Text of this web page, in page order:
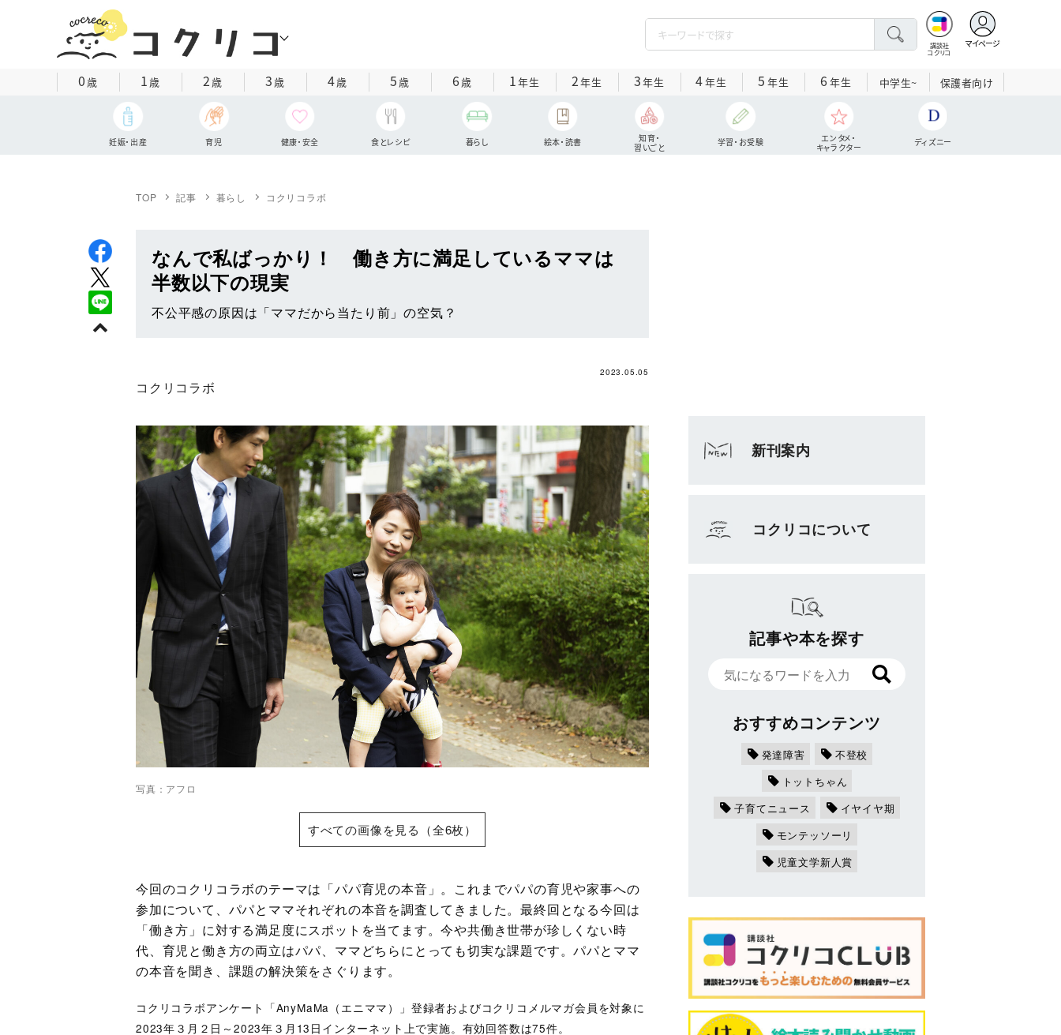
講談社
コクリコ
マイページ
0歳 1歳 2歳 3歳 4歳 5歳 6歳 1年生 2年生 3年生 4年生 5 年生 6 年生 中学生~ 保護者向け
妊娠・出産 育児 健康・安全 食とレシピ 暮らし 絵本・読書
知育・
習いごと
学習・お受験
エンタメ・
キャラクター
ディズニー
TOP 記事 暮らし コクリコラボ
なんで私ばっかり！ 働き方に満足しているママは
半数以下の現実
不公平感の原因は「ママだから当たり前」の空気？
2023.05.05
コクリコラボ
写真：アフロ
すべての画像を見る（全6枚）
今回のコクリコラボのテーマは「パパ育児の本音」。これまでパパの育児や家事への
参加について、パパとママそれぞれの本音を調査してきました。最終回となる今回は
「働き方」に対する満足度にスポットを当てます。今や共働き世帯が珍しくない時
代、育児と働き方の両立はパパ、ママどちらにとっても切実な課題です。パパとママ
の本音を聞き、課題の解決策をさぐります。
コクリコラボアンケート「AnyMaMa（エニママ）」登録者およびコクリコメルマガ会員を対象に
2023年３月２日～2023年３月13日インターネット上で実施。有効回答数は75件。
新刊案内
コクリコについて
記事や本を探す
おすすめコンテンツ
発達障害
不登校
トットちゃん
子育てニュース
イヤイヤ期
モンテッソーリ
児童文学新人賞